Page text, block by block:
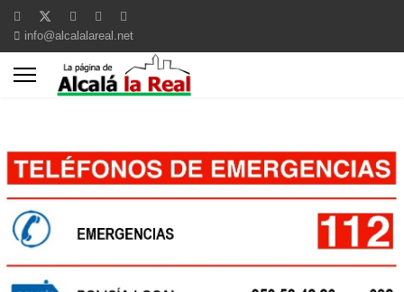
info@alcalalareal.net